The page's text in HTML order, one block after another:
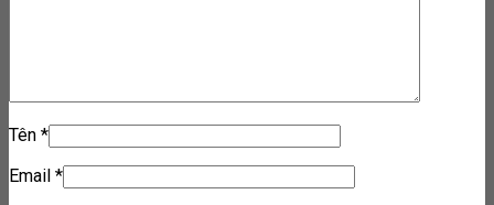
Tên *
Email *